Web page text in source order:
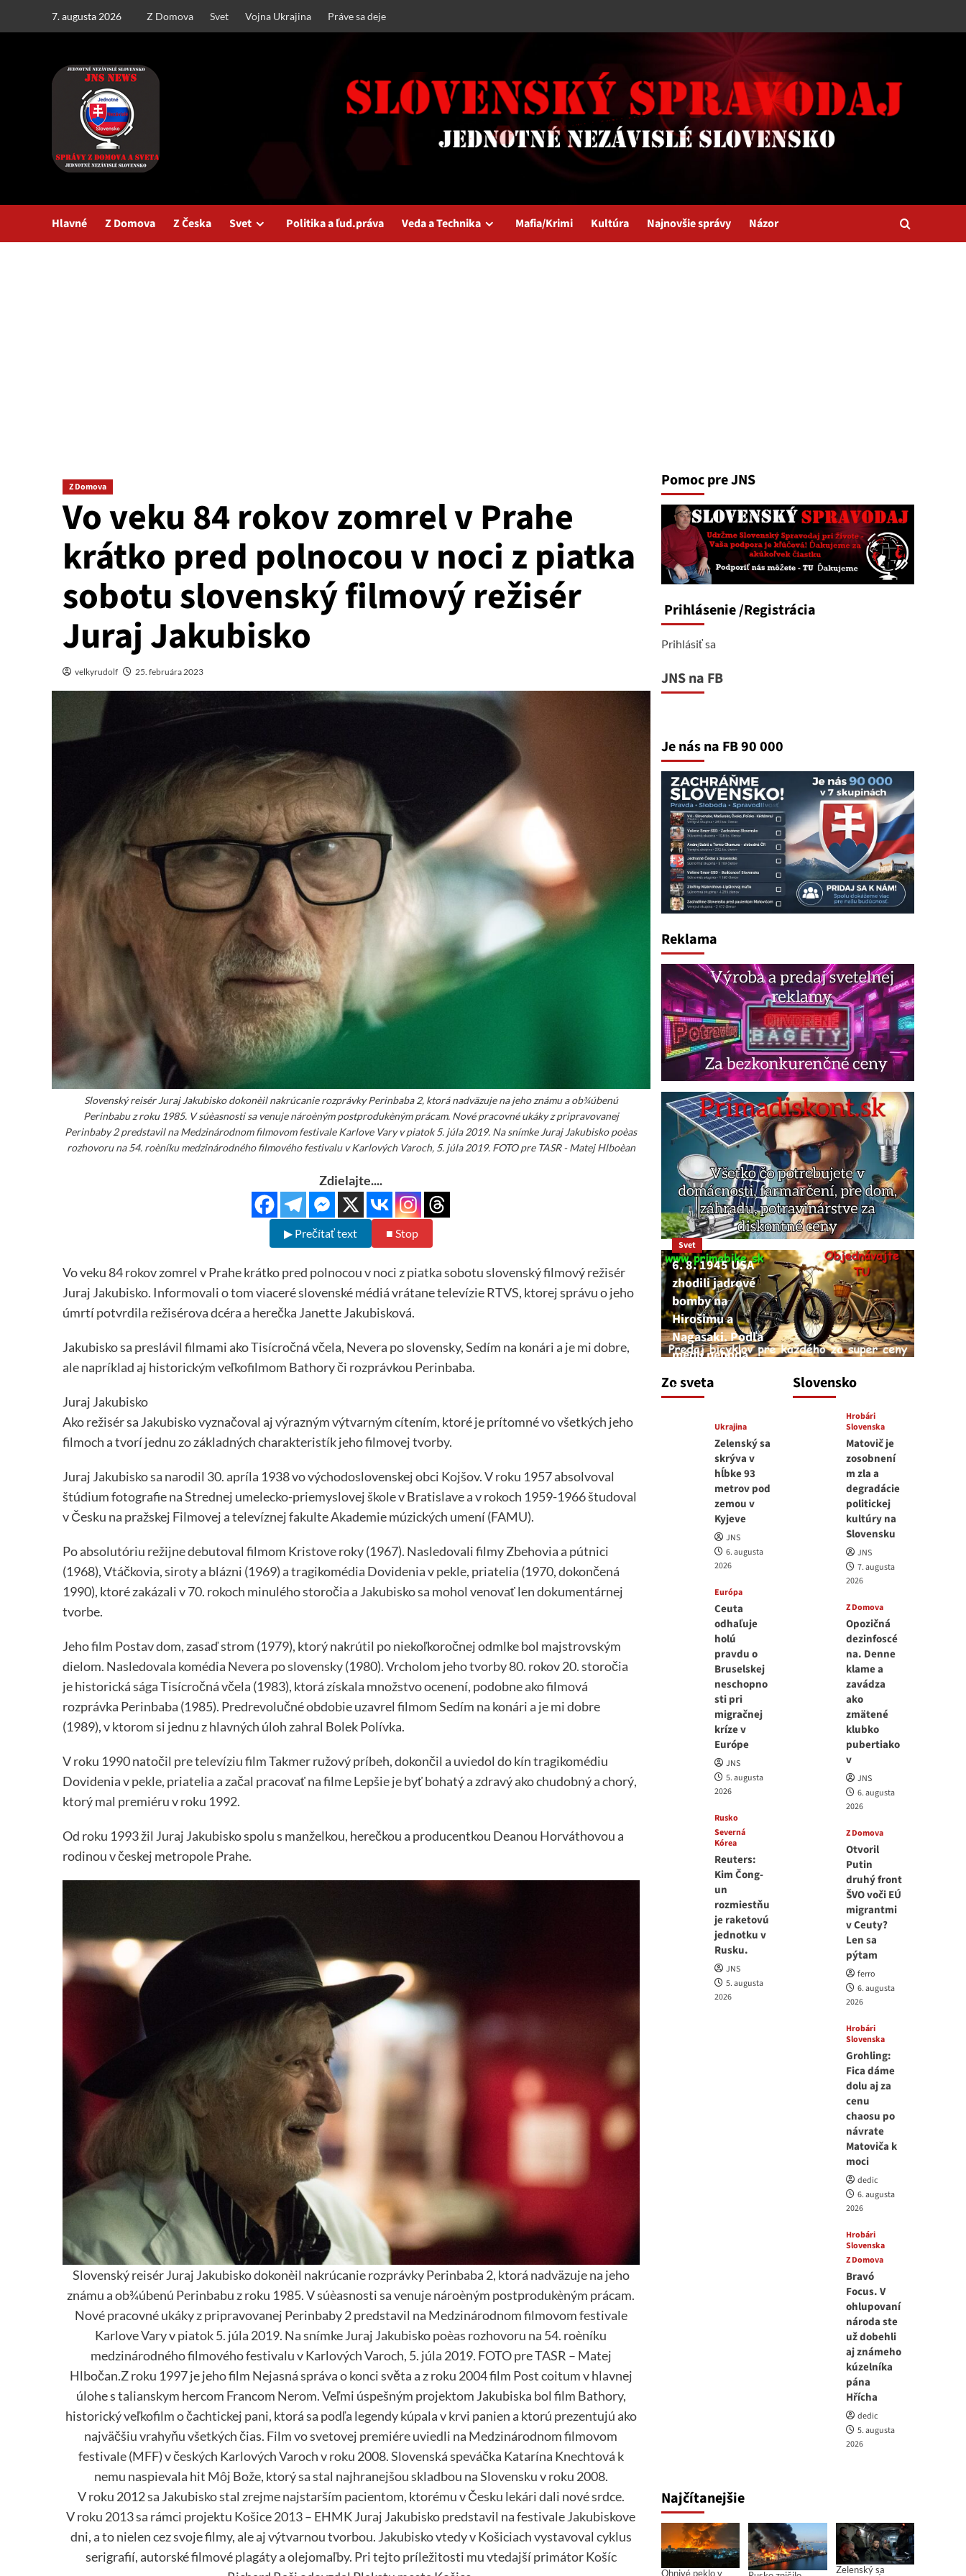
7. augusta 2026 Z Domova Svet Vojna Ukrajina Práve sa deje
Hlavné Z Domova Z Česka Svet Politika a ľud.práva Veda a Technika Mafia/Krimi Kultúra Najnovšie správy Názor
Z Domova
Vo veku 84 rokov zomrel v Prahe
krátko pred polnocou v noci z piatka
sobotu slovenský filmový režisér
Juraj Jakubisko
velkyrudolf 25. februára 2023
Slovenský reisér Juraj Jakubisko dokonèil nakrúcanie rozprávky Perinbaba 2, ktorá nadväzuje na jeho známu a ob¾úbenú
Perinbabu z roku 1985. V súèasnosti sa venuje nároèným postprodukèným prácam. Nové pracovné ukáky z pripravovanej
Perinbaby 2 predstavil na Medzinárodnom filmovom festivale Karlove Vary v piatok 5. júla 2019. Na snímke Juraj Jakubisko poèas
rozhovoru na 54. roèníku medzinárodného filmového festivalu v Karlových Varoch, 5. júla 2019. FOTO pre TASR - Matej Hlboèan
Zdielajte....
▶ Prečítať text ■ Stop
Vo veku 84 rokov zomrel v Prahe krátko pred polnocou v noci z piatka sobotu slovenský filmový režisér
Juraj Jakubisko. Informovali o tom viaceré slovenské médiá vrátane televízie RTVS, ktorej správu o jeho
úmrtí potvrdila režisérova dcéra a herečka Janette Jakubisková.
Jakubisko sa preslávil filmami ako Tisícročná včela, Nevera po slovensky, Sedím na konári a je mi dobre,
ale napríklad aj historickým veľkofilmom Bathory či rozprávkou Perinbaba.
Juraj Jakubisko
Ako režisér sa Jakubisko vyznačoval aj výrazným výtvarným cítením, ktoré je prítomné vo všetkých jeho
filmoch a tvorí jednu zo základných charakteristík jeho filmovej tvorby.
Juraj Jakubisko sa narodil 30. apríla 1938 vo východoslovenskej obci Kojšov. V roku 1957 absolvoval
štúdium fotografie na Strednej umelecko-priemyslovej škole v Bratislave a v rokoch 1959-1966 študoval
v Česku na pražskej Filmovej a televíznej fakulte Akademie múzických umení (FAMU).
Po absolutóriu režijne debutoval filmom Kristove roky (1967). Nasledovali filmy Zbehovia a pútnici
(1968), Vtáčkovia, siroty a blázni (1969) a tragikomédia Dovidenia v pekle, priatelia (1970, dokončená
1990), ktoré zakázali v 70. rokoch minulého storočia a Jakubisko sa mohol venovať len dokumentárnej
tvorbe.
Jeho film Postav dom, zasaď strom (1979), ktorý nakrútil po niekoľkoročnej odmlke bol majstrovským
dielom. Nasledovala komédia Nevera po slovensky (1980). Vrcholom jeho tvorby 80. rokov 20. storočia
je historická sága Tisícročná včela (1983), ktorá získala množstvo ocenení, podobne ako filmová
rozprávka Perinbaba (1985). Predrevolučné obdobie uzavrel filmom Sedím na konári a je mi dobre
(1989), v ktorom si jednu z hlavných úloh zahral Bolek Polívka.
V roku 1990 natočil pre televíziu film Takmer ružový príbeh, dokončil a uviedol do kín tragikomédiu
Dovidenia v pekle, priatelia a začal pracovať na filme Lepšie je byť bohatý a zdravý ako chudobný a chorý,
ktorý mal premiéru v roku 1992.
Od roku 1993 žil Juraj Jakubisko spolu s manželkou, herečkou a producentkou Deanou Horváthovou a
rodinou v českej metropole Prahe.
Slovenský reisér Juraj Jakubisko dokonèil nakrúcanie rozprávky Perinbaba 2, ktorá nadväzuje na jeho
známu a ob¾úbenú Perinbabu z roku 1985. V súèasnosti sa venuje nároèným postprodukèným prácam.
Nové pracovné ukáky z pripravovanej Perinbaby 2 predstavil na Medzinárodnom filmovom festivale
Karlove Vary v piatok 5. júla 2019. Na snímke Juraj Jakubisko poèas rozhovoru na 54. roèníku
medzinárodného filmového festivalu v Karlových Varoch, 5. júla 2019. FOTO pre TASR – Matej
Hlbočan.Z roku 1997 je jeho film Nejasná správa o konci světa a z roku 2004 film Post coitum v hlavnej
úlohe s talianskym hercom Francom Nerom. Veľmi úspešným projektom Jakubiska bol film Bathory,
historický veľkofilm o čachtickej pani, ktorá sa podľa legendy kúpala v krvi panien a ktorú prezentujú ako
najväčšiu vrahyňu všetkých čias. Film vo svetovej premiére uviedli na Medzinárodnom filmovom
festivale (MFF) v českých Karlových Varoch v roku 2008. Slovenská speváčka Katarína Knechtová k
nemu naspievala hit Môj Bože, ktorý sa stal najhranejšou skladbou na Slovensku v roku 2008.
V roku 2012 sa Jakubisko stal zrejme najstarším pacientom, ktorému v Česku lekári dali nové srdce.
V roku 2013 sa rámci projektu Košice 2013 – EHMK Juraj Jakubisko predstavil na festivale Jakubiskove
dni, a to nielen cez svoje filmy, ale aj výtvarnou tvorbou. Jakubisko vtedy v Košiciach vystavoval cyklus
serigrafií, autorské filmové plagáty a olejomaľby. Pri tejto príležitosti mu vtedajší primátor Košíc
Pomoc pre JNS
Prihlásenie/Registrácia
Prihlásiť sa
JNS na FB
Je nás na FB 90 000
Reklama
Zo sveta
Svet
6. 8. 1945 USA
zhodili jadrové
bomby na
Hirošimu a
Nagasaki. Podľa
médií nehoda
6. augusta 2026
Ukrajina
Zelenský sa
skrýva v
hĺbke 93
metrov pod
zemou v
Kyjeve
JNS
6. augusta
2026
Európa
Ceuta
odhaľuje
holú
pravdu o
Bruselskej
neschopno
sti pri
migračnej
kríze v
Európe
JNS
5. augusta
2026
Rusko
Severná
Kórea
Reuters:
Kim Čong-
un
rozmiestňu
je raketovú
jednotku v
Rusku.
JNS
5. augusta
2026
Slovensko
Hrobári
Slovenska
Matovič je
zosobnení
m zla a
degradácie
politickej
kultúry na
Slovensku
JNS
7. augusta
2026
Z Domova
Opozičná
dezinfoscé
na. Denne
klame a
zavádza
ako
zmätené
klubko
pubertiako
v
JNS
6. augusta
2026
Z Domova
Otvoril
Putin
druhý front
ŠVO voči EÚ
migrantmi
v Ceuty?
Len sa
pýtam
ferro
6. augusta
2026
Hrobári
Slovenska
Grohling:
Fica dáme
dolu aj za
cenu
chaosu po
návrate
Matoviča k
moci
dedic
6. augusta
2026
Hrobári
Slovenska
Z Domova
Bravó
Focus. V
ohlupovaní
národa ste
už dobehli
aj známeho
kúzelníka
pána
Hřícha
dedic
5. augusta
2026
Najčítanejšie
Ohnivé peklo v
Zelenský sa